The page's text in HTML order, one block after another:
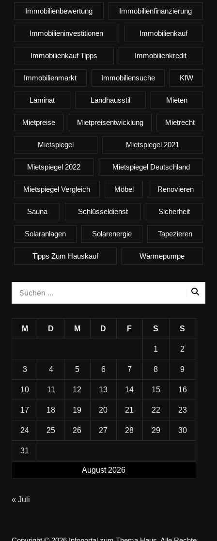
Immobilienbewertung Immobilienfinanzierung
Immobilieninvestitionen Immobilienkauf
Immobilienkauf Tipps Immobilienkredit
Immobilienmarkt Immobiliensuche KfW
Laminat Landhausstil Mieten
Mietpreise Mietpreisentwicklung Mietrecht
Mietspiegel Mietspiegel 2021
Mietspiegel 2022 Mietspiegel Deutschland
Mietspiegel Vergleich Möbel Renovieren
Sauna Schlüsseldienst Sicherheit
Solaranlagen Solarenergie Tapezieren
Tipps Zum Hauskauf Wärmepumpe
August 2026
M D M D F S S
1 2
3 4 5 6 7 8 9
10 11 12 13 14 15 16
17 18 19 20 21 22 23
24 25 26 27 28 29 30
31
« Juli